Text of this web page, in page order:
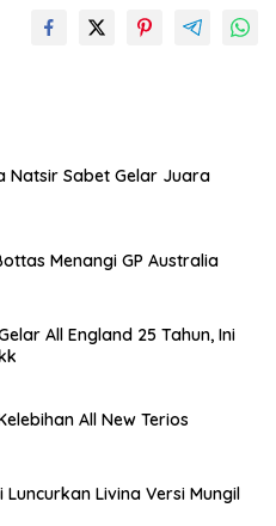
Natsir Sabet Gelar Juara
Menangi GP Australia
All England 25 Tahun, Ini
All New Terios
Luncurkan Livina Versi Mungil